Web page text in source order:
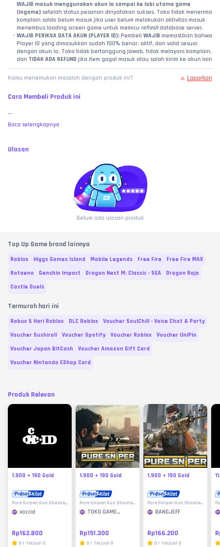
WAJIB masuk menggunakan akun lo sampai ke lobi utama game
(ingame) setelah status pesanan dinyatakan sukses. Toko tidak menerima
komplain saldo belum masuk jika user belum melakukan aktivitas masuk
menembus loading screen game untuk memicu refresh database server.
WAJIB PERIKSA DATA AKUN (PLAYER ID): Pembeli WAJIB memastikan bahwa
Player ID yang dimasukkan sudah 100% benar, aktif, dan valid sesuai
dengan akun lo. Toko tidak bertanggung jawab, tidak melayani komplain,
dan TIDAK ADA REFUND jika item gagal masuk atau salah kirim ke akun lain
akibat kelalaian pembeli dalam menginput data!
Status Sukses API Supplier:
Jika sistem kami sudah mengeluarkan status
berdasarkan laporan dari server API supplier resmi, maka
sudah sukses terinject ke ID tersebut.
(no-cut/no-edit) yang memperlihatkan riwayat transaksi di web toko, detail
MEMBELI SAMA DENGAN MENYETUJUI:
seluruh syarat, ketentuan, serta batas garansi yang
berlaku di atas. No refund atas kesalahan murni user, bre! 🧐
Kamu menemukan masalah dengan produk ini? Laporkan
Cara Membeli Produk ini
...
Baca selengkapnya
Ulasan
Belum ada ulasan produk
Top Up Game brand lainnya
Roblox Higgs Games Island Mobile Legends Free Fire
Free Fire MAX
Rotaeno
Genshin Impact Dragon Nest M: Classic - SEA
Dragon Raja
Castle Duels
Termurah hari ini
Robux 5 Hari Roblox DLC Roblox
Voucher SoulChill - Voice Chat & Party
Voucher Sushiroll
Voucher Spotify Voucher Roblox
Voucher UniPin
Voucher Japan BitCash
Voucher Amazon Gift Card
Voucher Nintendo EShop Card
Produk Relevan
1.900 + 190 Gold
Pure Sniper: Gun Shooter
Gamesxoccid
Rp162.800
0 | Terjual 0
1.900 + 190 Gold
Pure Sniper: Gun Shooter
GamesTOKO GAME
Rp151.300
0 | Terjual 0
1.900 + 190 Gold
Pure Sniper: Gun Shooter
GamesBANGJEFF
Rp166.200
0 | Terjual 0